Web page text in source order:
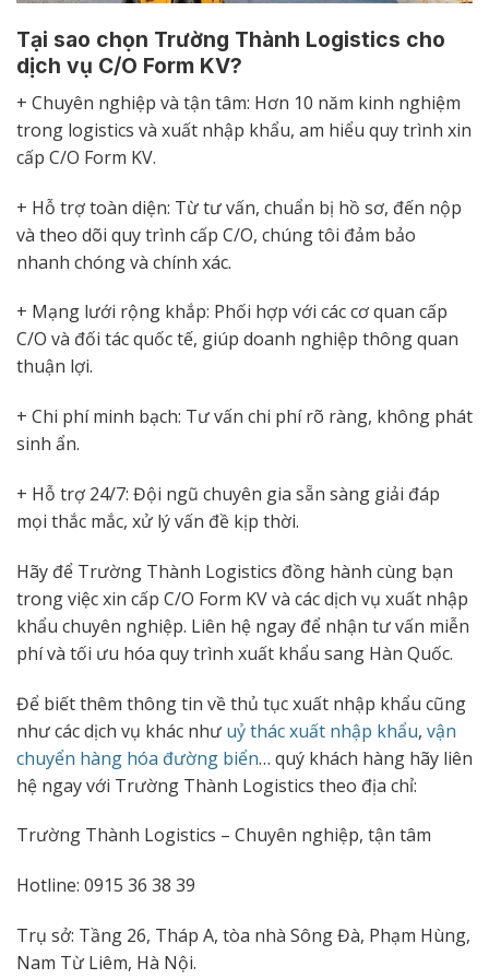
Tại sao chọn Trường Thành Logistics cho
dịch vụ C/O Form KV?
+ Chuyên nghiệp và tận tâm: Hơn 10 năm kinh nghiệm
trong logistics và xuất nhập khẩu, am hiểu quy trình xin
cấp C/O Form KV.
+ Hỗ trợ toàn diện: Từ tư vấn, chuẩn bị hồ sơ, đến nộp
và theo dõi quy trình cấp C/O, chúng tôi đảm bảo
nhanh chóng và chính xác.
+ Mạng lưới rộng khắp: Phối hợp với các cơ quan cấp
C/O và đối tác quốc tế, giúp doanh nghiệp thông quan
thuận lợi.
+ Chi phí minh bạch: Tư vấn chi phí rõ ràng, không phát
sinh ẩn.
+ Hỗ trợ 24/7: Đội ngũ chuyên gia sẵn sàng giải đáp
mọi thắc mắc, xử lý vấn đề kịp thời.
Hãy để Trường Thành Logistics đồng hành cùng bạn
trong việc xin cấp C/O Form KV và các dịch vụ xuất nhập
khẩu chuyên nghiệp. Liên hệ ngay để nhận tư vấn miễn
phí và tối ưu hóa quy trình xuất khẩu sang Hàn Quốc.
Để biết thêm thông tin về thủ tục xuất nhập khẩu cũng
như các dịch vụ khác như uỷ thác xuất nhập khẩu, vận
chuyển hàng hóa đường biển… quý khách hàng hãy liên
hệ ngay với Trường Thành Logistics theo địa chỉ:
Trường Thành Logistics – Chuyên nghiệp, tận tâm
Hotline: 0915 36 38 39
Trụ sở: Tầng 26, Tháp A, tòa nhà Sông Đà, Phạm Hùng,
Nam Từ Liêm, Hà Nội.